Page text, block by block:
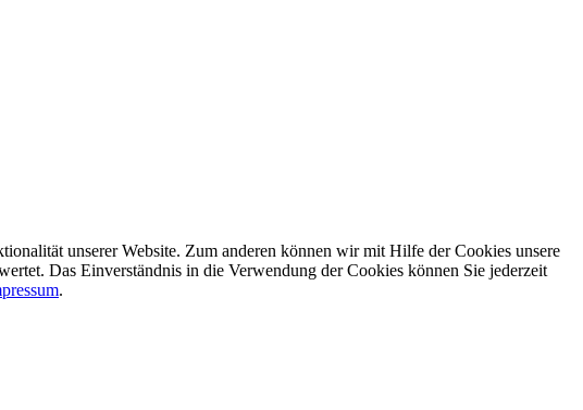
unserer Website. Zum anderen können wir mit Hilfe der Cookies unsere
Das Einverständnis in die Verwendung der Cookies können Sie jederzeit
.